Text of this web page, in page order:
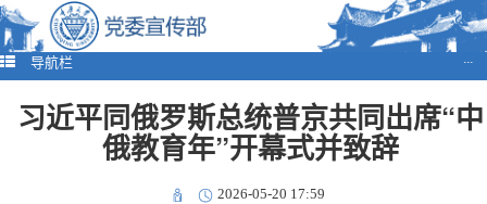
导航栏 ···
习近平同俄罗斯总统普京共同出席“中
俄教育年”开幕式并致辞
2026-05-20 17:59